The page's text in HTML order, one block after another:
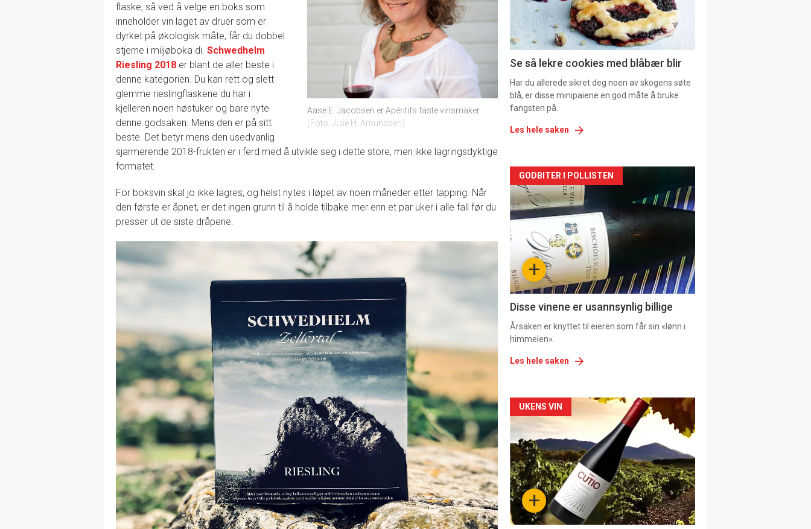
Aase E. Jacobsen er Apéritifs faste vinsmaker.
Foto: Julie H. Amundsen
flaske, så ved å velge en boks som
inneholder vin laget av druer som er
dyrket på økologisk måte, får du dobbel
stjerne i miljøboka di. Schwedhelm
Riesling 2018 er blant de aller beste i
denne kategorien. Du kan rett og slett
glemme rieslingflaskene du har i
kjelleren noen høstuker og bare nyte
denne godsaken. Mens den er på sitt
beste. Det betyr mens den usedvanlig
sjarmerende 2018-frukten er i ferd med å utvikle seg i dette store, men ikke lagringsdyktige
formatet.
For boksvin skal jo ikke lagres, og helst nytes i løpet av noen måneder etter tapping. Når
den første er åpnet, er det ingen grunn til å holde tilbake mer enn et par uker i alle fall før du
presser ut de siste dråpene.
section
11
Se så lekre cookies med blåbær blir
Har du allerede sikret deg noen av skogens søte
blå, er disse minipaiene en god måte å bruke
fangsten på.
Les hele saken
Artikler
detail
-
section
11
Dagens
rett
+
GODBITER I POLLISTEN
Disse vinene er usannsynlig billige
Årsaken er knyttet til eieren som får sin «lønn i
himmelen».
Les hele saken
Artikler
detail
-
section
11+
UKENS VIN